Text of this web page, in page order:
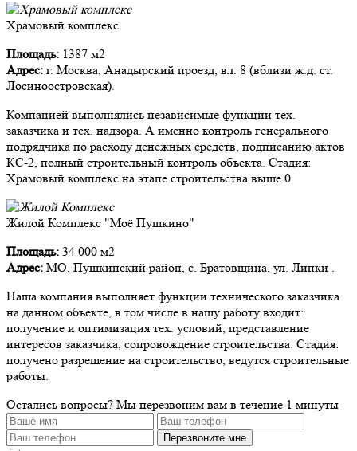
Храмовый комплекс
Площадь: 1387 м2
Адрес: г. Москва, Анадырский проезд, вл. 8 (вблизи ж.д. ст.
Лосиноостровская).
Компанией выполнялись независимые функции тех.
заказчика и тех. надзора. А именно контроль генерального
подрядчика по расходу денежных средств, подписанию актов
КС-2, полный строительный контроль объекта. Стадия:
Храмовый комплекс на этапе строительства выше 0.
Жилой Комплекс "Моё Пушкино"
Площадь: 34 000 м2
Адрес: МО, Пушкинский район, с. Братовщина, ул. Липки .
Наша компания выполняет функции технического заказчика
на данном объекте, в том числе в нашу работу входит:
получение и оптимизация тех. условий, представление
интересов заказчика, сопровождение строительства. Стадия:
получено разрешение на строительство, ведутся строительные
работы.
Остались вопросы? Мы перезвоним вам в течение 1 минуты
Перезвоните мне